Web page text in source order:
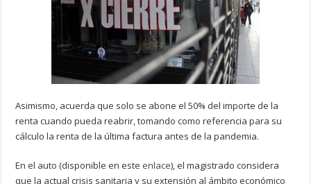
Asimismo, acuerda que solo se abone el 50% del importe de la
renta cuando pueda reabrir, tomando como referencia para su
cálculo la renta de la última factura antes de la pandemia.
En el auto (disponible en este enlace), el magistrado considera
que la actual crisis sanitaria y su extensión al ámbito económico